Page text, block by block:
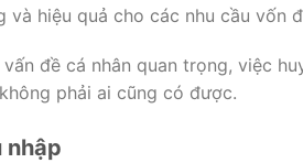
hiệu quả cho các nhu cầu vốn
đề cá nhân quan trọng, việc
phải ai cũng có được.
nhập